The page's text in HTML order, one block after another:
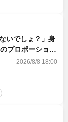
いでしょ？」身
プロポーション
2026/8/8 18:00